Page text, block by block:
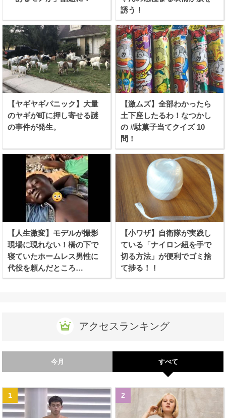
誘う！
【ヤギヤギパニック】大量
のヤギが町に押し寄せる謎
の事件が発生。
【激ムズ】全部わかったら
土下座したるわ！なつかし
の #駄菓子当てクイズ 10
問！
【人生激変】モデルが撮影
現場に現れない！橋の下で
寝ていたホームレス男性に
代役を頼んだところ…
【小ワザ】自衛隊が実践し
ている「ナイロン紐を手で
切る方法」が便利でゴミ捨
て捗る！！
アクセスランキング
今月 すべて